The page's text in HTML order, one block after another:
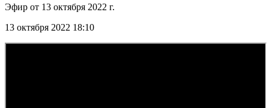
Эфир от 13 октября 2022 г.
13 октября 2022 18:10